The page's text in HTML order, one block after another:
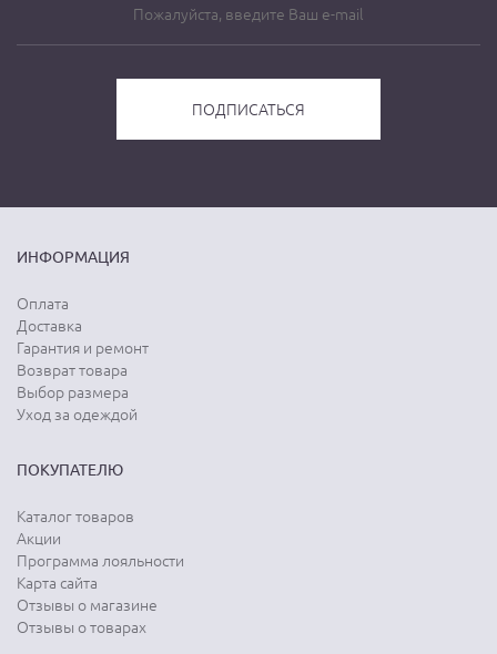
ИНФОРМАЦИЯ
Оплата
Доставка
Гарантия и ремонт
Возврат товара
Выбор размера
Уход за одеждой
ПОКУПАТЕЛЮ
Каталог товаров
Акции
Программа лояльности
Карта сайта
Отзывы о магазине
Отзывы о товарах